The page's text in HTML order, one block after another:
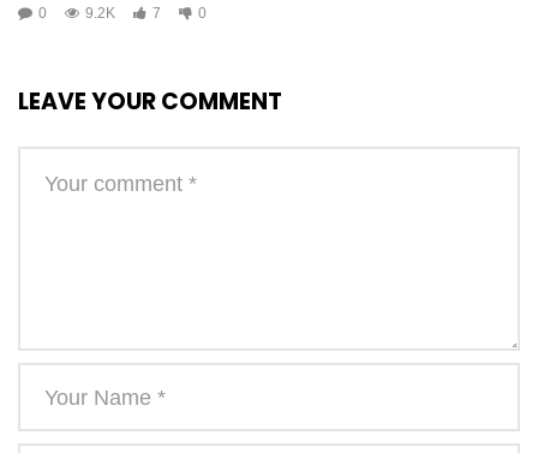
0 9.2K 7 0
LEAVE YOUR COMMENT